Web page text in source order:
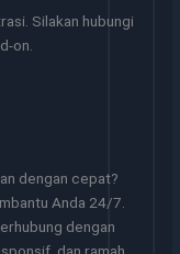
Silakan hubungi
on.
dengan cepat?
Anda 24/7.
dengan